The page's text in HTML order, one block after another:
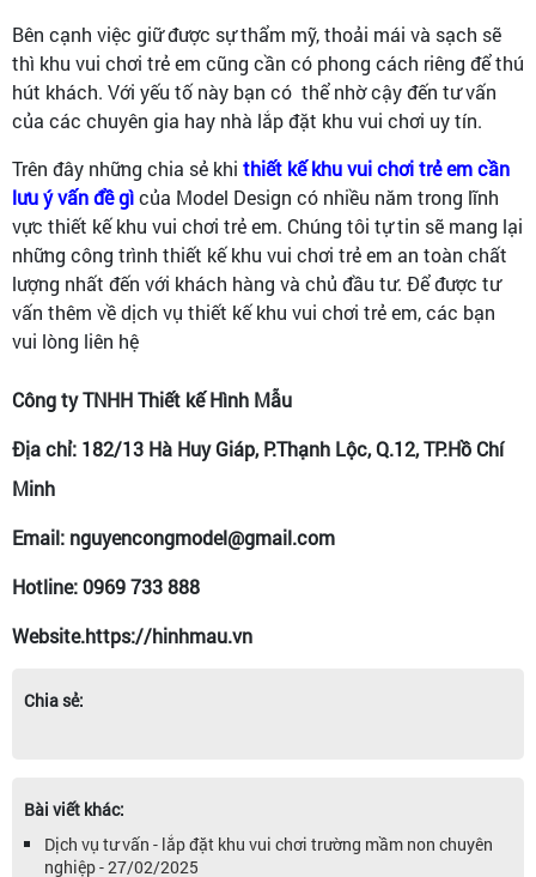
Bên cạnh việc giữ được sự thẩm mỹ, thoải mái và sạch sẽ
thì khu vui chơi trẻ em cũng cần có phong cách riêng để thú
hút khách. Với yếu tố này bạn có thể nhờ cậy đến tư vấn
của các chuyên gia hay nhà lắp đặt khu vui chơi uy tín.
Trên đây những chia sẻ khi thiết kế khu vui chơi trẻ em cần
lưu ý vấn đề gìcủa Model Design có nhiều năm trong lĩnh
vực thiết kế khu vui chơi trẻ em. Chúng tôi tự tin sẽ mang lại
những công trình thiết kế khu vui chơi trẻ em an toàn chất
lượng nhất đến với khách hàng và chủ đầu tư. Để được tư
vấn thêm về dịch vụ thiết kế khu vui chơi trẻ em, các bạn
vui lòng liên hệ
Công ty TNHH Thiết kế Hình Mẫu
Địa chỉ: 182/13 Hà Huy Giáp, P.Thạnh Lộc, Q.12, TP.Hồ Chí
Minh
Email: nguyencongmodel@gmail.com
Hotline: 0969 733 888
Website.https://hinhmau.vn
Chia sẻ:
Bài viết khác:
Dịch vụ tư vấn - lắp đặt khu vui chơi trường mầm non chuyên
nghiệp - 27/02/2025